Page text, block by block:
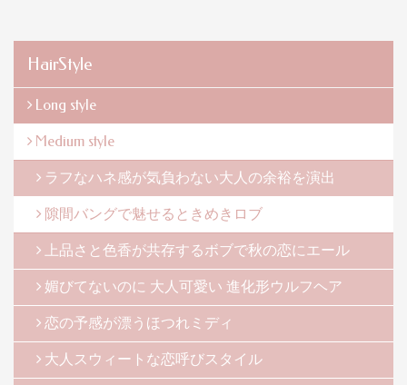
HairStyle
Long style
Medium style
ラフなハネ感が気負わない大人の余裕を演出
隙間バングで魅せるときめきロブ
上品さと色香が共存するボブで秋の恋にエール
媚びてないのに 大人可愛い 進化形ウルフヘア
恋の予感が漂うほつれミディ
大人スウィートな恋呼びスタイル